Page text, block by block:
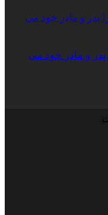
پدر و مادر خود می